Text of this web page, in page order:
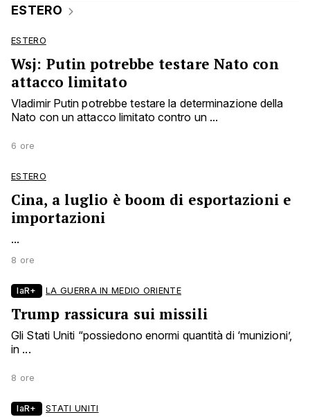
ESTERO
ESTERO
Wsj: Putin potrebbe testare Nato con
attacco limitato
Vladimir Putin potrebbe testare la determinazione della
Nato con un attacco limitato contro un ...
6 ore
ESTERO
Cina, a luglio è boom di esportazioni e
importazioni
...
8 ore
laR+ LA GUERRA IN MEDIO ORIENTE
Trump rassicura sui missili
Gli Stati Uniti “possiedono enormi quantità di ‘munizioni’,
in ...
8 ore
laR+ STATI UNITI